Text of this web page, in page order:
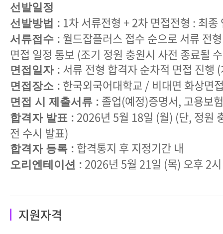
선발일정
선발방법 : 1차 서류전형 + 2차 면접전형 : 최종
서류접수 : 월드잡플러스 접수 순으로 서류 전
면접 일정 통보 (조기 정원 충원시 사전 종료될
면접일자 : 서류 전형 합격자 순차적 면접 진행
면접장소 : 한국외국어대학교 / 비대면 화상면
면접 시 제출서류 : 졸업(예정)증명서, 고용보
합격자 발표 : 2026년 5월 18일 (월) (단, 정원
전 수시 발표)
합격자 등록 : 합격통지 후 지정기간 내
오리엔테이션 : 2026년 5월 21일 (목) 오후 2시
지원자격